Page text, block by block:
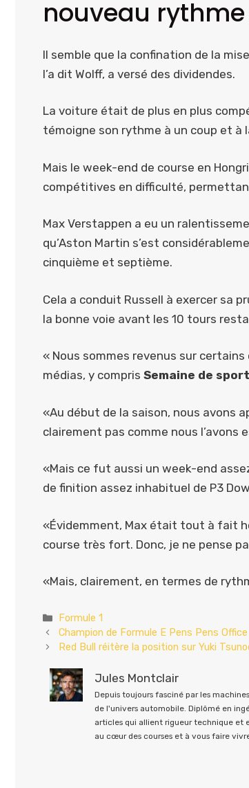
nouveau
Il semble que la confination de la
l’a dit Wolff, a versé des dividendes.
La voiture était de plus en plus
témoigne son rythme à un coup et à
Mais le week-end de course en
compétitives en difficulté,
Max Verstappen a eu un
qu’Aston Martin s’est
cinquième et septième.
Cela a conduit Russell à exercer sa
la bonne voie avant les 10 tours
« Nous sommes revenus sur
médias, y compris Semaine de
«Au début de la saison, nous avons
clairement pas comme nous l’avons
«Mais ce fut aussi un week-end
de finition assez inhabituel de P3
«Évidemment, Max était tout à fait
course très fort. Donc, je ne pense
«Mais, clairement, en termes de
Catégories
Formule 1
Champion de Formule E Pens Pens
Red Bull réitère la position sur Yuki
Jules Montclair
Depuis toujours fasciné par les
de l'univers automobile. Diplômé en
articles qui allient rigueur technique et
au cœur des courses et à vous faire